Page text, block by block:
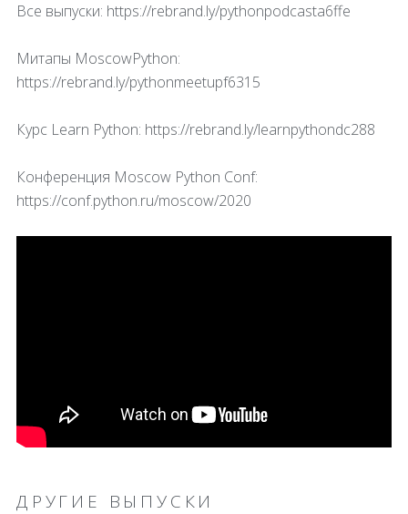
Все выпуски: https://rebrand.ly/pythonpodcasta6ffe
Митапы MoscowPython:
https://rebrand.ly/pythonmeetupf6315
Курс Learn Python: https://rebrand.ly/learnpythondc288
Конференция Moscow Python Conf:
https://conf.python.ru/moscow/2020
ДРУГИЕ ВЫПУСКИ